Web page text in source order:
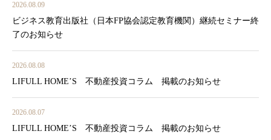
2026.08.09
ビジネス教育出版社（日本FP協会認定教育機関）継続セミナー終
了のお知らせ
2026.08.08
LIFULL HOME’S 不動産投資コラム 掲載のお知らせ
2026.08.07
LIFULL HOME’S 不動産投資コラム 掲載のお知らせ